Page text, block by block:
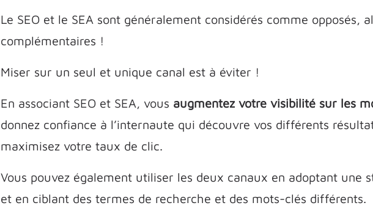
Le SEO et le SEA sont généralement considérés comme opposés,
complémentaires !
Miser sur un seul et unique canal est à éviter !
En associant SEO et SEA, vous augmentez votre visibilité sur les
donnez confiance à l’internaute qui découvre vos différents
maximisez votre taux de clic.
Vous pouvez également utiliser les deux canaux en adoptant une
et en ciblant des termes de recherche et des mots-clés différents.